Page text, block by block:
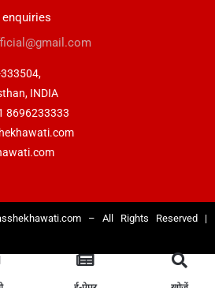
INDIA
8696233333
– All Rights Reserved |